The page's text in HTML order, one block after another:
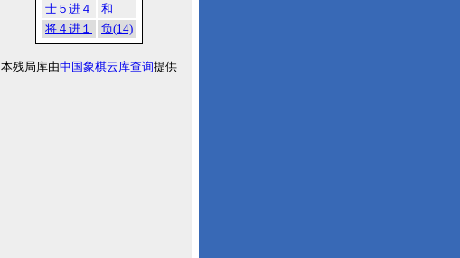
士５进４
和
将４进１
负(14)
本残局库由中国象棋云库查询提供